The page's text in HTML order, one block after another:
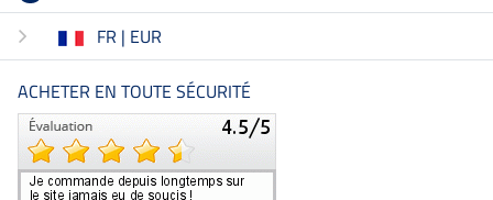
FR | EUR
ACHETER EN TOUTE SÉCURITÉ